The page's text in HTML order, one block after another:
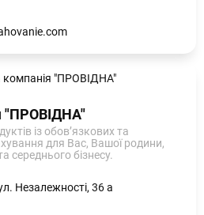
"ПРОВІДНА"
із обов’язкових та
для Вас, Вашої родини,
середнього бізнесу.
Незалежності, 36 а